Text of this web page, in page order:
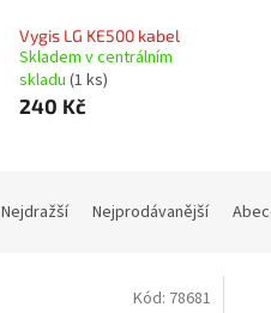
Vygis LG KE500 kabel
Skladem v centrálním
skladu (1 ks)
240 Kč
Nejdražší Nejprodávanější
Kód: 78681